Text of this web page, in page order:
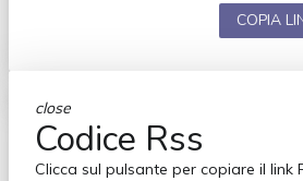
COPIA
close
Codice Rss
Clicca sul pulsante per copiare il link